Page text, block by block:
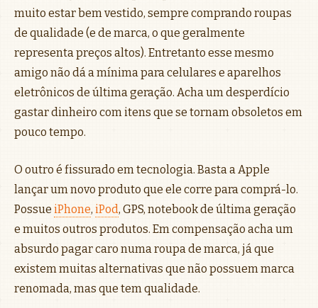
muito estar bem vestido, sempre comprando roupas
de qualidade (e de marca, o que geralmente
representa preços altos). Entretanto esse mesmo
amigo não dá a mínima para celulares e aparelhos
eletrônicos de última geração. Acha um desperdício
gastar dinheiro com itens que se tornam obsoletos em
pouco tempo.
O outro é fissurado em tecnologia. Basta a Apple
lançar um novo produto que ele corre para comprá-lo.
Possue iPhone, iPod, GPS, notebook de última geração
e muitos outros produtos. Em compensação acha um
absurdo pagar caro numa roupa de marca, já que
existem muitas alternativas que não possuem marca
renomada, mas que tem qualidade.